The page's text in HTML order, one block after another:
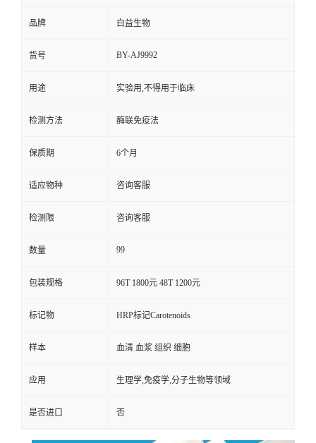
品牌 白益生物
货号 BY-AJ9992
用途 实验用,不得用于临床
检测方法 酶联免疫法
保质期 6个月
适应物种 咨询客服
检测限 咨询客服
数量 99
包装规格 96T 1800元 48T 1200元
标记物 HRP标记Carotenoids
样本 血清 血浆 组织 细胞
应用 生理学,免疫学,分子生物等领域
是否进口 否